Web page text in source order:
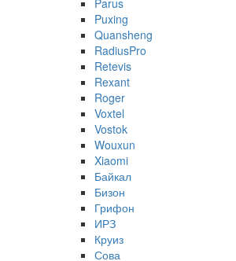
Puxing
Quansheng
RadiusPro
Retevis
Rexant
Roger
Voxtel
Vostok
Wouxun
Xiaomi
Байкал
Бизон
Грифон
ИРЗ
Круиз
Сова